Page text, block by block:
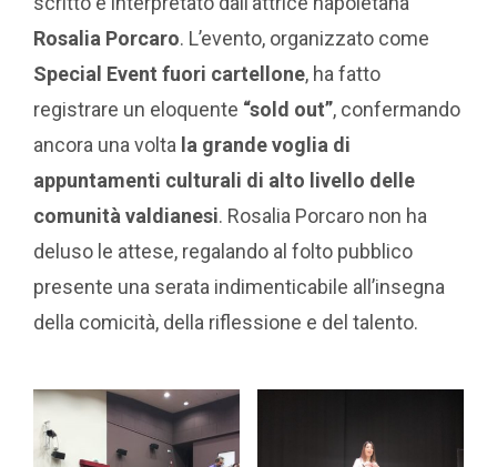
Rosalia Porcaro. L’evento, organizzato come
Special Event fuori cartellone, ha fatto
registrare un eloquente “sold out”, confermando
ancora una volta la grande voglia di
appuntamenti culturali di alto livello delle
comunità valdianesi. Rosalia Porcaro non ha
deluso le attese, regalando al folto pubblico
presente una serata indimenticabile all’insegna
della comicità, della riflessione e del talento.